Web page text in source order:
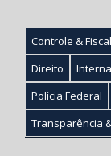
Controle &
Direito
Polícia Federal
Transparência